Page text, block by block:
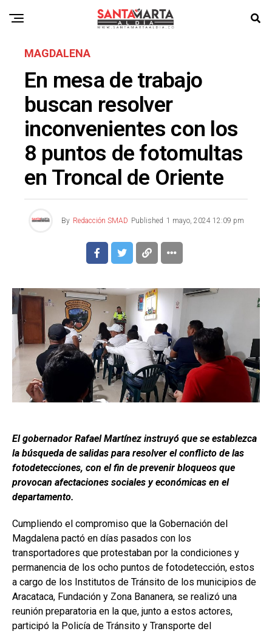
MAGDALENA
En mesa de trabajo
buscan resolver
inconvenientes con los
8 puntos de fotomultas
en Troncal de Oriente
By Redacción SMAD Published 1 mayo, 2024 12:09 pm
El gobernador Rafael Martínez instruyó que se establezca
la búsqueda de salidas para resolver el conflicto de las
fotodetecciones, con el fin de prevenir bloqueos que
provocan afectaciones sociales y económicas en el
departamento.
Cumpliendo el compromiso que la Gobernación del
Magdalena pactó en días pasados con los
transportadores que protestaban por la condiciones y
permanencia de los ocho puntos de fotodetección, estos
a cargo de los Institutos de Tránsito de los municipios de
Aracataca, Fundación y Zona Bananera, se realizó una
reunión preparatoria en la que, junto a estos actores,
participó la Policía de Tránsito y Transporte del